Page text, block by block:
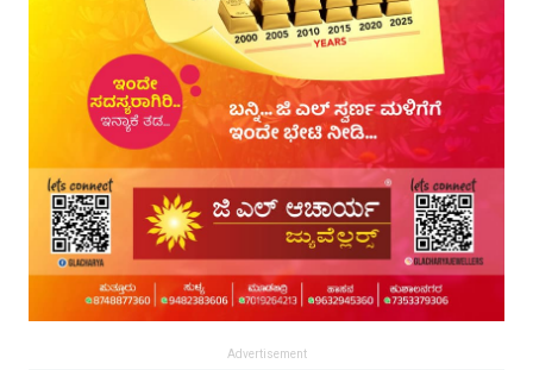
Advertisement